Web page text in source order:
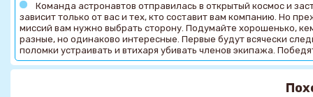
Команда астронавтов отправилась в открытый космос и
зависит только от вас и тех, кто составит вам компанию. Но
миссий вам нужно выбрать сторону. Подумайте хорошенько,
разные, но одинаково интересные. Первые будут всячески
поломки устраивать и втихаря убивать членов экипажа.